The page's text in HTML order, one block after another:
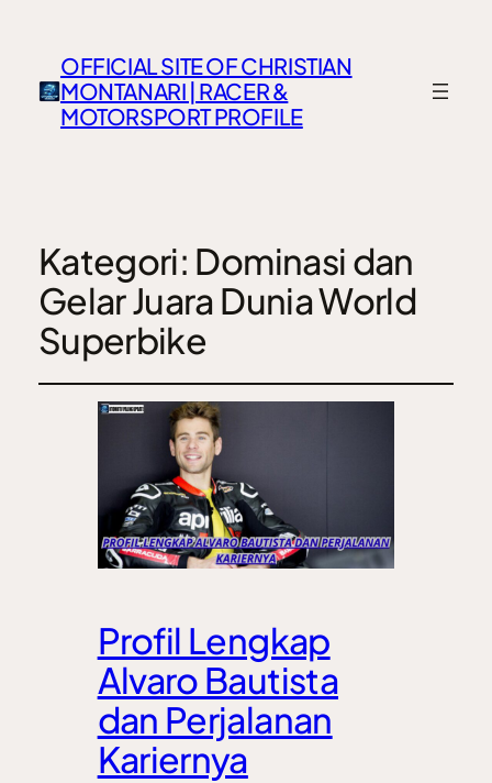
OFFICIAL SITE OF CHRISTIAN
MONTANARI | RACER &
MOTORSPORT PROFILE
Kategori: Dominasi dan
Gelar Juara Dunia World
Superbike
Profil Lengkap
Alvaro Bautista
dan Perjalanan
Kariernya